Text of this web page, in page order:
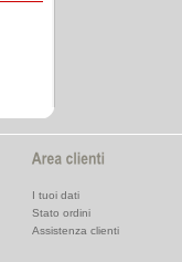
I tuoi dati
Stato ordini
Assistenza clienti